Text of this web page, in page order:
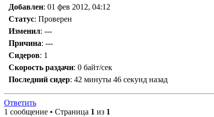
Добавлен: 01 фев 2012, 04:12
Статус: Проверен
Изменил: ---
Причина: ---
Сидеров: 1
Скорость раздачи: 0 байт/сек
Последний сидер: 42 минуты 46 секунд назад
Ответить
1 сообщение • Страница 1 из 1